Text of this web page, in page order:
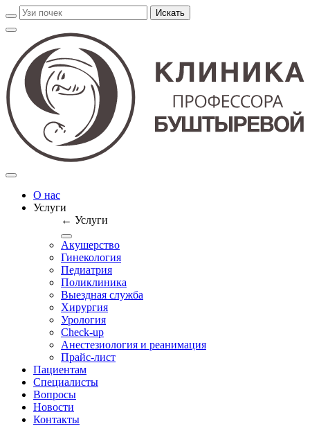
О нас
Услуги
← Услуги
Акушерство
Гинекология
Педиатрия
Поликлиника
Выездная служба
Хирургия
Урология
Check-up
Анестезиология и реанимация
Прайс-лист
Пациентам
Специалисты
Вопросы
Новости
Контакты